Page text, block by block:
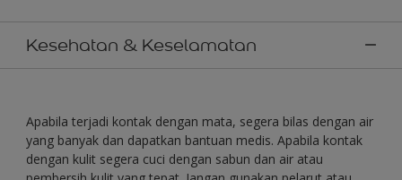
Kesehatan & Keselamatan
Apabila terjadi kontak dengan mata, segera bilas dengan air
yang banyak dan dapatkan bantuan medis. Apabila kontak
dengan kulit segera cuci dengan sabun dan air atau